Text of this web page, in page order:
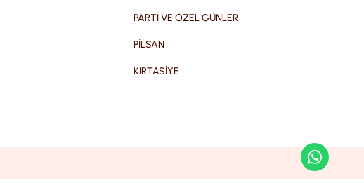
PARTİ VE ÖZEL GÜNLER
PİLSAN
KIRTASİYE